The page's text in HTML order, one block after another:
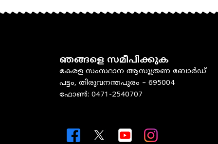
ഞങ്ങളെ സമീപിക്കുക
കേരള സംസ്ഥാന ആസൂത്രണ ബോർഡ്
പട്ടം, തിരുവനന്തപുരം – 695004
ഫോൺ: 0471-2540707